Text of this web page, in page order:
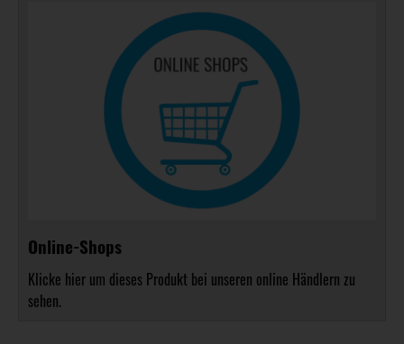
Online-Shops
Klicke hier um dieses Produkt bei unseren online Händlern zu
sehen.